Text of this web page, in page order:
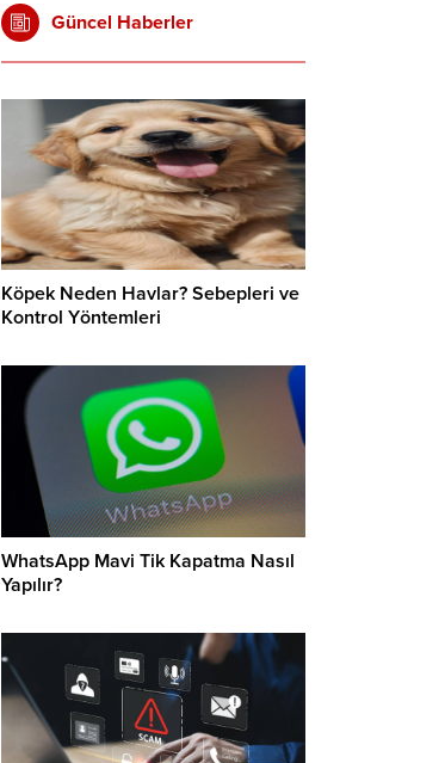
Güncel Haberler
Köpek Neden Havlar? Sebepleri ve
Kontrol Yöntemleri
WhatsApp Mavi Tik Kapatma Nasıl
Yapılır?